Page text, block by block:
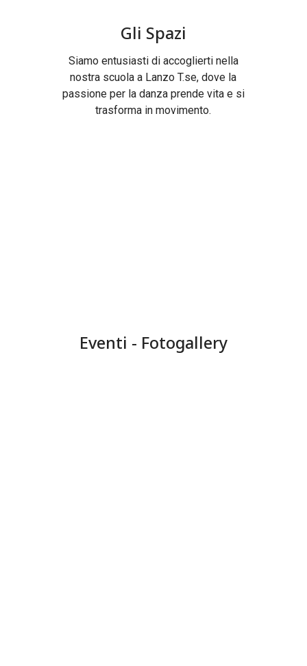
Gli Spazi
Siamo entusiasti di accoglierti nella
nostra scuola a Lanzo T.se, dove la
passione per la danza prende vita e si
trasforma in movimento.
Eventi - Fotogallery